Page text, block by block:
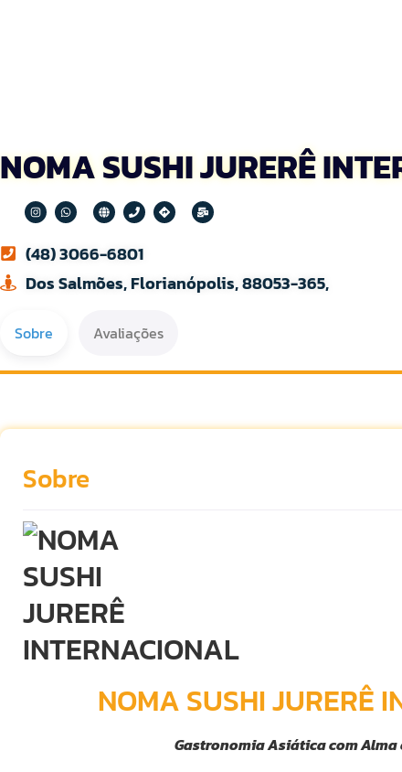
NOMA SUSHI JURERÊ
(48) 3066-6801
Dos Salmões, Florianópolis, 88053-365,
Sobre Avaliações
Sobre
NOMA SUSHI JURERÊ
Gastronomia Asiática com Alma